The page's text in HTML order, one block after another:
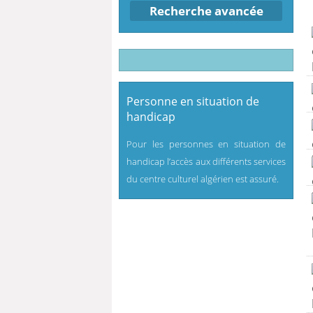
Recherche avancée
Personne en situation de
handicap
Pour les personnes en situation de
handicap l’accès aux différents services
du centre culturel algérien est assuré.